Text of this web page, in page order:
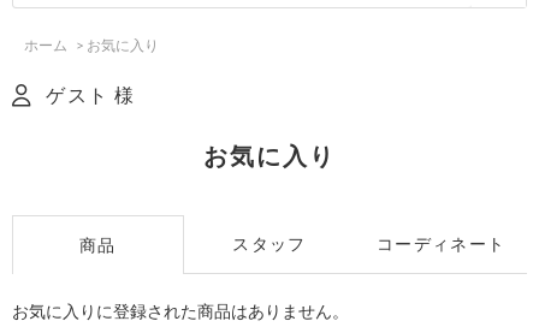
ホーム > お気に入り
ゲスト 様
お気に入り
商品 スタッフ コーディネート
お気に入りに登録された商品はありません。